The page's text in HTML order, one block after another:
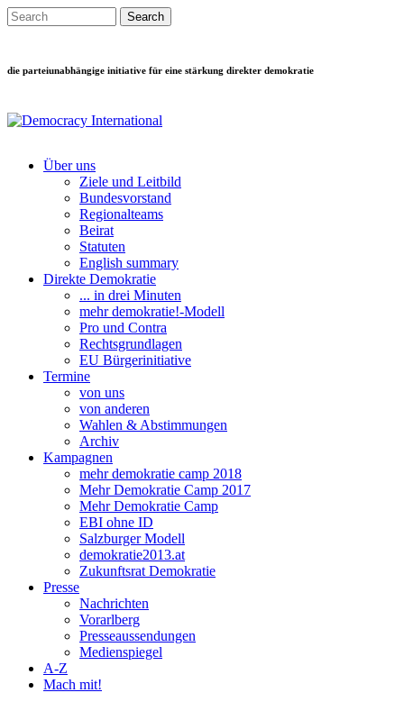
Direkt zum Inhalt
Search this site
die parteiunabhängige initiative für eine stärkung direkter demokratie
Main menu
Über uns
Ziele und Leitbild
Bundesvorstand
Regionalteams
Beirat
Statuten
English summary
Direkte Demokratie
... in drei Minuten
mehr demokratie!-Modell
Pro und Contra
Rechtsgrundlagen
EU Bürgerinitiative
Termine
von uns
von anderen
Wahlen & Abstimmungen
Archiv
Kampagnen
mehr demokratie camp 2018
Mehr Demokratie Camp 2017
Mehr Demokratie Camp
EBI ohne ID
Salzburger Modell
demokratie2013.at
Zukunftsrat Demokratie
Presse
Nachrichten
Vorarlberg
Presseaussendungen
Medienspiegel
A-Z
Mach mit!